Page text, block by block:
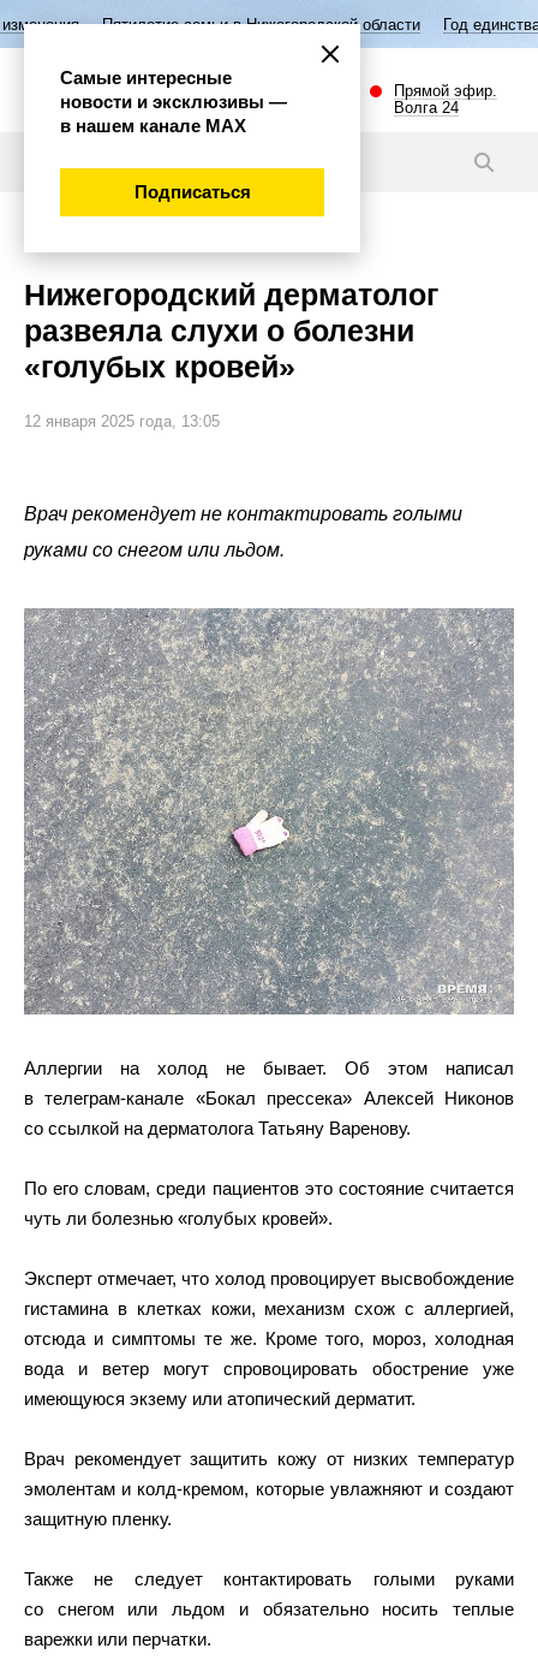
семьи в Нижегородской области Год единства народов
Прямой эфир.
Волга 24
Нижегородский дерматолог
развеяла слухи о болезни
«голубых кровей»
12 января 2025 года, 13:05
Врач рекомендует не контактировать голыми
руками со снегом или льдом.
Аллергии на холод не бывает. Об этом написал
в телеграм-канале «Бокал прессека» Алексей Никонов
со ссылкой на дерматолога Татьяну Варенову.
По его словам, среди пациентов это состояние считается
чуть ли болезнью «голубых кровей».
Эксперт отмечает, что холод провоцирует высвобождение
гистамина в клетках кожи, механизм схож с аллергией,
отсюда и симптомы те же. Кроме того, мороз, холодная
вода и ветер могут спровоцировать обострение уже
имеющуюся экзему или атопический дерматит.
Врач рекомендует защитить кожу от низких температур
эмолентам и колд-кремом, которые увлажняют и создают
защитную пленку.
Также не следует контактировать голыми руками
со снегом или льдом и обязательно носить теплые
варежки или перчатки.
Самые интересные
новости и эксклюзивы —
в нашем канале МАХ
Подписаться